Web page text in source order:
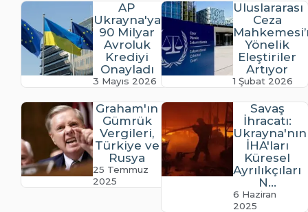
AP
Ukrayna'ya
90 Milyar
Avroluk
Krediyi
Onayladı
3 Mayıs 2026
Uluslararası
Ceza
Yönelik
Eleştiriler
Artıyor
1 Şubat 2026
Graham'ın
Gümrük
Vergileri,
Türkiye ve
Rusya
25 Temmuz
2025
Savaş
İhracatı:
Ukrayna'nın
İHA'ları
Küresel
Ayrılıkçıları
N...
6 Haziran
2025